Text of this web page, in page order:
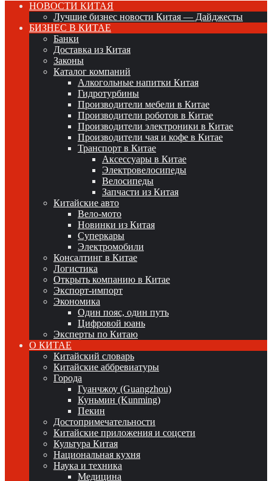
НОВОСТИ КИТАЯ
Лучшие бизнес новости Китая — Дайджесты
БИЗНЕС В КИТАЕ
Банки
Доставка из Китая
Законы
Каталог компаний
Алкогольные напитки Китая
Гидротурбины
Производители мебели в Китае
Производители роботов в Китае
Производители электроники в Китае
Производители чая и кофе в Китае
Транспорт в Китае
Аксессуары в Китае
Электровелосипеды
Велосипеды
Запчасти из Китая
Китайские авто
Вело-мото
Новинки из Китая
Суперкары
Электромобили
Консалтинг в Китае
Логистика
Открыть компанию в Китае
Экспорт-импорт
Экономика
Один пояс, один путь
Цифровой юань
Эксперты по Китаю
О КИТАЕ
Китайский словарь
Китайские аббревиатуры
Города
Гуанчжоу (Guangzhou)
Куньмин (Kunming)
Пекин
Достопримечательности
Китайские приложения и соцсети
Культура Китая
Национальная кухня
Наука и техника
Медицина